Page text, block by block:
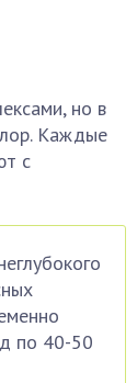
но в
Каждые
с
по 40-50